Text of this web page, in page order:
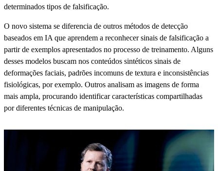
determinados tipos de falsificação.
O novo sistema se diferencia de outros métodos de detecção
baseados em IA que aprendem a reconhecer sinais de falsificação a
partir de exemplos apresentados no processo de treinamento. Alguns
desses modelos buscam nos conteúdos sintéticos sinais de
deformações faciais, padrões incomuns de textura e inconsistências
fisiológicas, por exemplo. Outros analisam as imagens de forma
mais ampla, procurando identificar características compartilhadas
por diferentes técnicas de manipulação.